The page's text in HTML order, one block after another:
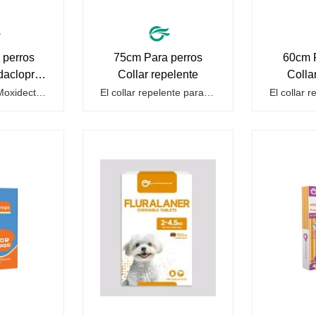
perros
Imidacloprid y Moxidectina Gotas para perros es un fármaco que ayuda a desparasitar a los perros. Solo requieren una gota en la parte posterior del cuello para matar los parásitos dentro y fuera del cuerpo, lo cual es más seguro y no irrita el estómago ni el vómito. Son las gotas para perros para…
75cm Para perros
Collar repelente
60cm